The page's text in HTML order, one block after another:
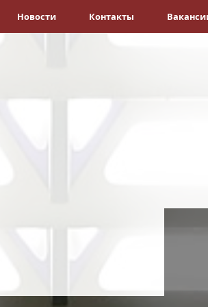
Новости Контакты